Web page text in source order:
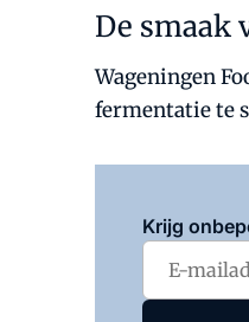
De smaak
Wageningen
fermentatie te
Krijg